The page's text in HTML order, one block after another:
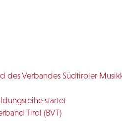
des Verbandes Südtiroler
startet
Tirol (BVT)